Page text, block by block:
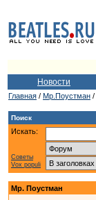
Новости
Главная / Мр.Поустман /
Поиск
Искать:
Советы
Vox populi
Мр. Поустман